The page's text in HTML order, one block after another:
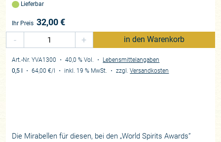
Lieferbar
Ihr Preis 32,00€
-
+ in den Warenkorb
Art.-Nr. YVA1300 ・ 40,0 % Vol. ・ Lebensmittelangaben
0,5 l
・64,00 €/l ・ inkl. 19 % MwSt. ・zzgl.Versandkosten
Die Mirabellen für diesen, bei den „World Spirits Awards”